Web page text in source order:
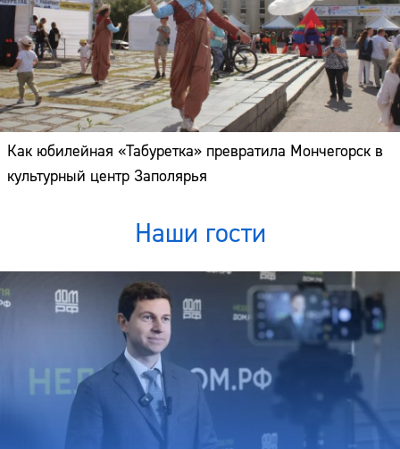
Как юбилейная «Табуретка» превратила Мончегорск в
культурный центр Заполярья
Наши гости